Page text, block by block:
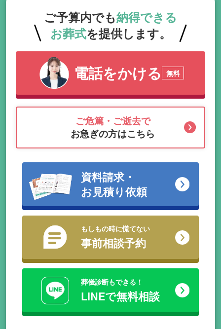
ご予算内でも納得できる
お葬式を提供します。
電話をかける 無料
ご危篤・ご逝去で
お急ぎの方はこちら
資料請求・
お見積り依頼
もしもの時に慌てない
事前相談予約
葬儀診断もできる！
LINEで無料相談